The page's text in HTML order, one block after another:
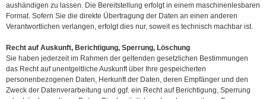
aushändigen zu lassen. Die Bereitstellung erfolgt in einem maschinenlesbaren
Format. Sofern Sie die direkte Übertragung der Daten an einen anderen
Verantwortlichen verlangen, erfolgt dies nur, soweit es technisch machbar ist.
Recht auf Auskunft, Berichtigung, Sperrung, Löschung
Sie haben jederzeit im Rahmen der geltenden gesetzlichen Bestimmungen
das Recht auf unentgeltliche Auskunft über Ihre gespeicherten
personenbezogenen Daten, Herkunft der Daten, deren Empfänger und den
Zweck der Datenverarbeitung und ggf. ein Recht auf Berichtigung, Sperrung